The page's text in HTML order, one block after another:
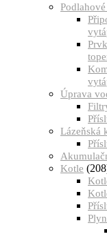
Úprava
Lázeňská
Kotle